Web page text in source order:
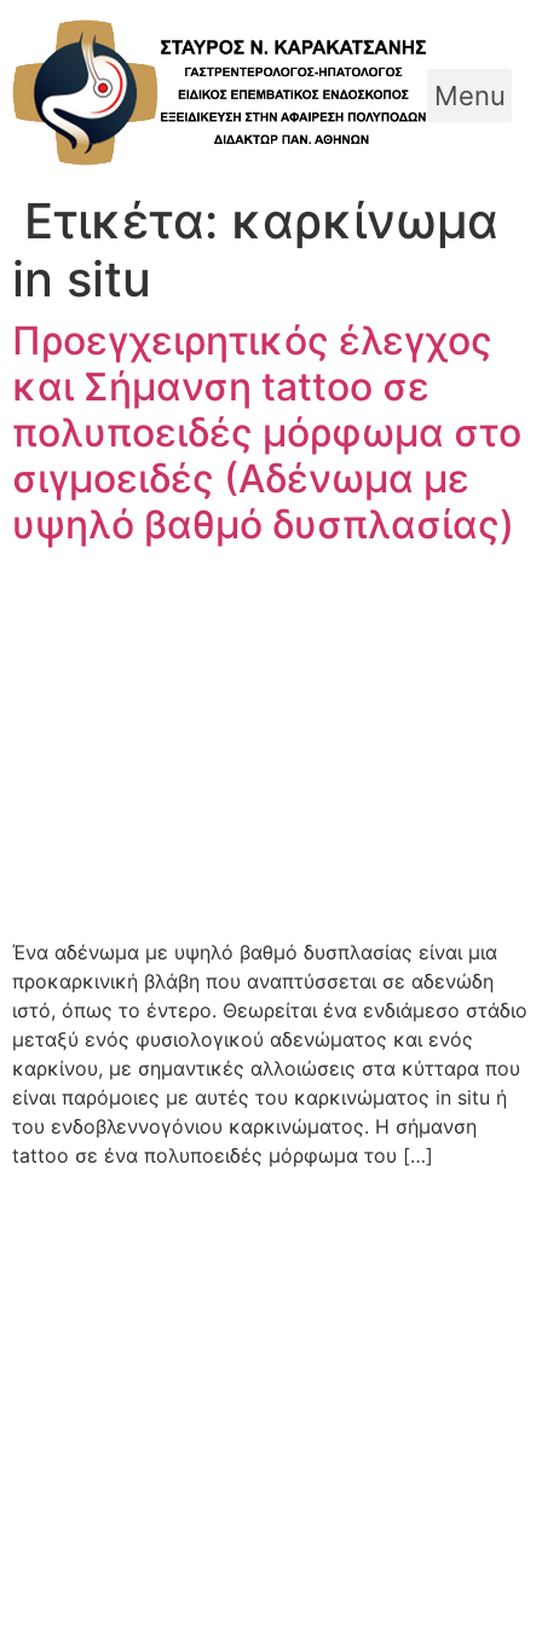
content
Menu
Ετικέτα: καρκίνωμα
in situ
Προεγχειρητικός έλεγχος
και Σήμανση tattoo σε
πολυποειδές μόρφωμα στο
σιγμοειδές (Αδένωμα με
υψηλό βαθμό δυσπλασίας)
Ένα αδένωμα με υψηλό βαθμό δυσπλασίας είναι μια
προκαρκινική βλάβη που αναπτύσσεται σε αδενώδη
ιστό, όπως το έντερο. Θεωρείται ένα ενδιάμεσο στάδιο
μεταξύ ενός φυσιολογικού αδενώματος και ενός
καρκίνου, με σημαντικές αλλοιώσεις στα κύτταρα που
είναι παρόμοιες με αυτές του καρκινώματος in situ ή
του ενδοβλεννογόνιου καρκινώματος. Η σήμανση
tattoo σε ένα πολυποειδές μόρφωμα του […]